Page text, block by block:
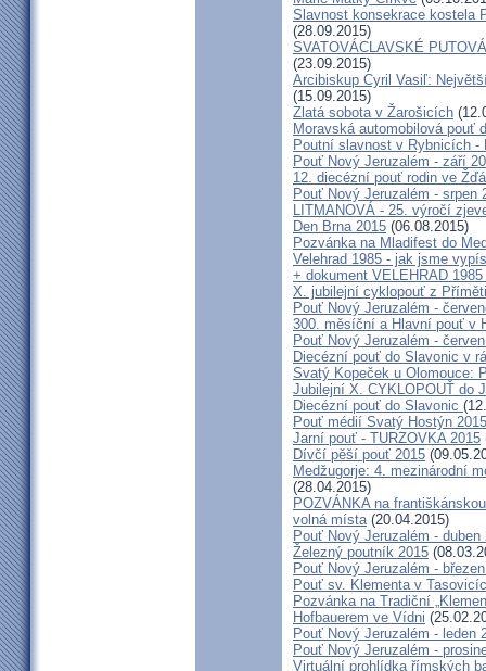
Slavnost konsekrace kostela
(28.09.2015)
SVATOVÁCLAVSKÉ
(23.09.2015)
Arcibiskup Cyril Vasiľ:
(15.09.2015)
Zlatá sobota v Žarošicích
Moravská automobilová pouť
Poutní slavnost v Rybnicích -
Pouť Nový Jeruzalém - září
12. diecézní pouť rodin ve
Pouť Nový Jeruzalém - srpen
LITMANOVÁ - 25. výročí
Den Brna 2015 (06.08.2015)
Pozvánka na Mladifest do
Velehrad 1985 - jak jsme
+ dokument VELEHRAD
X. jubilejní cyklopouť z
Pouť Nový Jeruzalém -
300. měsíční a Hlavní pouť v
Pouť Nový Jeruzalém -
Diecézní pouť do Slavonic v
Svatý Kopeček u Olomouce:
Jubilejní X. CYKLOPOUŤ do
Diecézní pouť do Slavonic
Pouť médií Svatý Hostýn 2015
Jarní pouť - TURZOVKA 2015
Dívčí pěší pouť 2015
Medžugorje: 4. mezinárodní
(28.04.2015)
POZVÁNKA na
volná místa (20.04.2015)
Pouť Nový Jeruzalém - duben
Železný poutník 2015
Pouť Nový Jeruzalém -
Pouť sv. Klementa v
Pozvánka na Tradiční
Hofbauerem ve Vídni
Pouť Nový Jeruzalém - leden
Pouť Nový Jeruzalém -
Virtuální prohlídka římských